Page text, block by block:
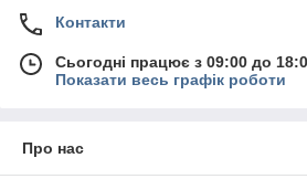
Контакти
Сьогодні працює з 09:00 до
Показати весь графік роботи
Про нас